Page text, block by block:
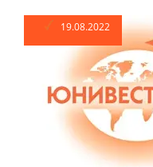
19.08.2022